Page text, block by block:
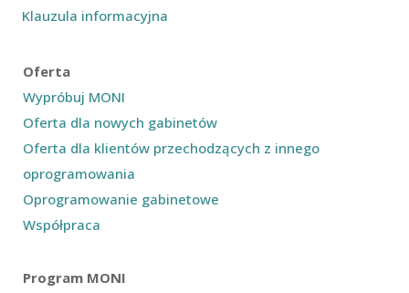
Klauzula informacyjna
Oferta
Wypróbuj MONI
Oferta dla nowych gabinetów
Oferta dla klientów przechodzących z innego
oprogramowania
Oprogramowanie gabinetowe
Współpraca
Program MONI